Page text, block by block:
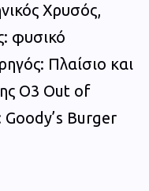
Χρυσός,
φυσικό
Πλαίσιο και
Ο3 Out of
Goody’s Burger